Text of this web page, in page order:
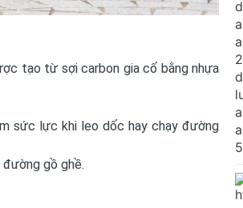
tạo từ sợi carbon gia cố bằng nhựa
sức lực khi leo dốc hay chạy đường
gồ ghề.